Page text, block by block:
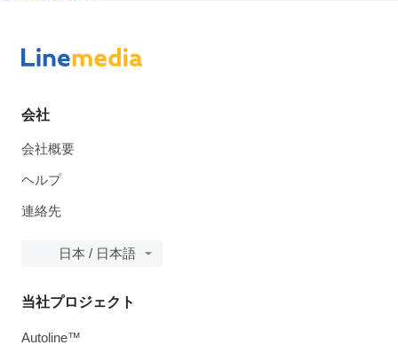
会社
会社概要
ヘルプ
連絡先
日本 / 日本語
当社プロジェクト
Autoline™